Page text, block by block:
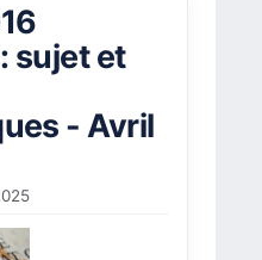
sujet et
- Avril